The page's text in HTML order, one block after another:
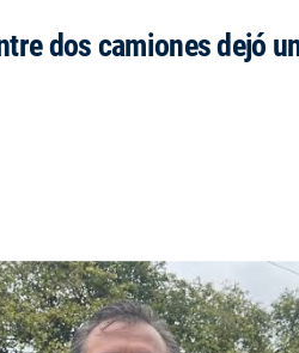
dos camiones dejó